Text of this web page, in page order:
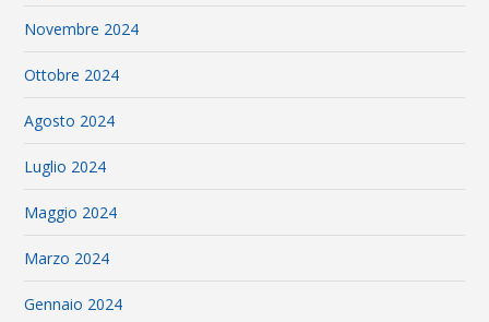
Novembre 2024
Ottobre 2024
Agosto 2024
Luglio 2024
Maggio 2024
Marzo 2024
Gennaio 2024